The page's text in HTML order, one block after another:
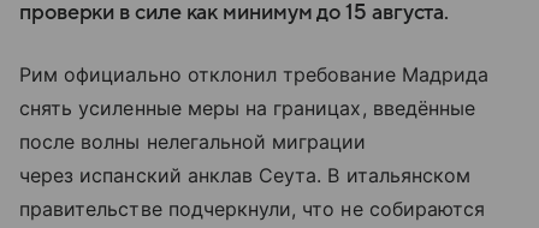
проверки в силе как минимум до 15 августа.
Рим официально отклонил требование Мадрида
снять усиленные меры на границах, введённые
после волны нелегальной миграции
через испанский анклав Сеута. В итальянском
правительстве подчеркнули, что не собираются